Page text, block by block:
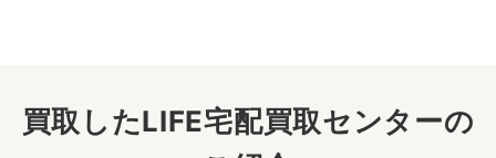
買取したLIFE宅配買取センターの